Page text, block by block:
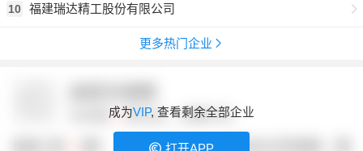
10 福建瑞达精工股份有限公司
更多热门企业
成为VIP, 查看剩余全部企业
打开APP